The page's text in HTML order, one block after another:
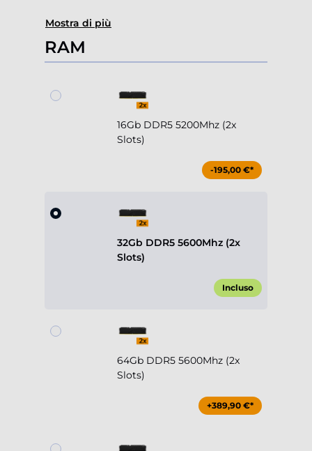
Mostra di più
RAM
16Gb DDR5 5200Mhz (2x
Slots)
-195,00 €*
32Gb DDR5 5600Mhz (2x
Slots)
Incluso
64Gb DDR5 5600Mhz (2x
Slots)
+389,90 €*